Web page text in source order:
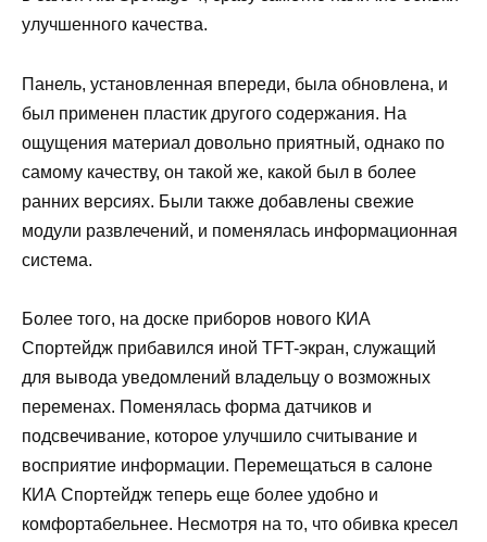
улучшенного качества.
Панель, установленная впереди, была обновлена, и
был применен пластик другого содержания. На
ощущения материал довольно приятный, однако по
самому качеству, он такой же, какой был в более
ранних версиях. Были также добавлены свежие
модули развлечений, и поменялась информационная
система.
Более того, на доске приборов нового КИА
Спортейдж прибавился иной TFT-экран, служащий
для вывода уведомлений владельцу о возможных
переменах. Поменялась форма датчиков и
подсвечивание, которое улучшило считывание и
восприятие информации. Перемещаться в салоне
КИА Спортейдж теперь еще более удобно и
комфортабельнее. Несмотря на то, что обивка кресел